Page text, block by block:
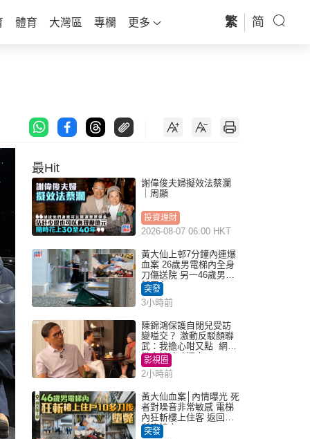
體育 大灣區 專欄 更多 繁 简
最Hit
謝偉俊夫婦擬效法蔡瀾
｜周顯
投資理財
2026-08-07 06:00 HKT
黃大仙上邨7分鐘內連爆
血案 26歲男電梯內全身
刀傷送院 另一46歲男倒
斃平台
突發
3小時前
陳錦鴻保護自閉兒受訪
變嗌交？ 激動反駁顏聯
武：我擔心咁又點 網民
批主持咄咄逼人
影視圈
2小時前
黃大仙血案│內情曝光 死
者對噪音非常敏感 電梯
內狂斬樓上住客 返回住
所墮樓亡
突發